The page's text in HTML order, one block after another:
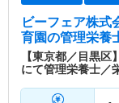
ビーフェア株式
育園の管理栄養
【東京都／目黒
にて管理栄養士／